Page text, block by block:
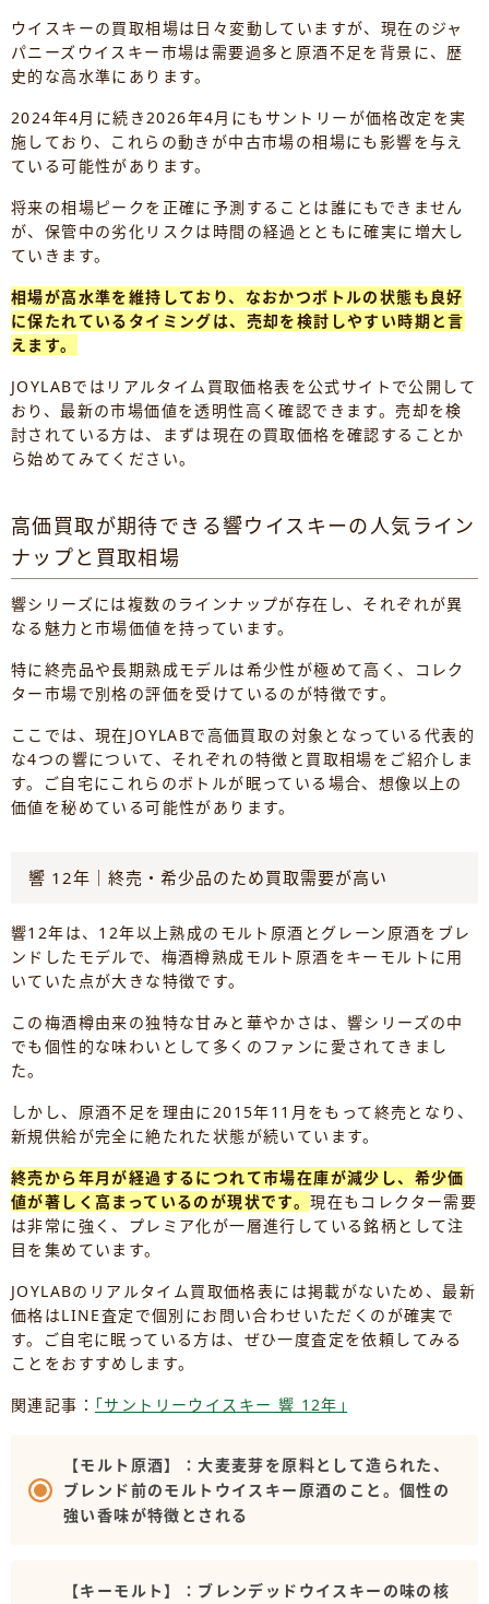
ウイスキーの買取相場は日々変動していますが、現在のジャ
パニーズウイスキー市場は需要過多と原酒不足を背景に、歴
史的な高水準にあります。
2024年4月に続き2026年4月にもサントリーが価格改定を実
施しており、これらの動きが中古市場の相場にも影響を与え
ている可能性があります。
将来の相場ピークを正確に予測することは誰にもできません
が、保管中の劣化リスクは時間の経過とともに確実に増大し
ていきます。
相場が高水準を維持しており、なおかつボトルの状態も良好
に保たれているタイミングは、売却を検討しやすい時期と言
えます。
JOYLABではリアルタイム買取価格表を公式サイトで公開して
おり、最新の市場価値を透明性高く確認できます。売却を検
討されている方は、まずは現在の買取価格を確認することか
ら始めてみてください。
高価買取が期待できる響ウイスキーの人気ライン
ナップと買取相場
響シリーズには複数のラインナップが存在し、それぞれが異
なる魅力と市場価値を持っています。
特に終売品や長期熟成モデルは希少性が極めて高く、コレク
ター市場で別格の評価を受けているのが特徴です。
ここでは、現在JOYLABで高価買取の対象となっている代表的
な4つの響について、それぞれの特徴と買取相場をご紹介しま
す。ご自宅にこれらのボトルが眠っている場合、想像以上の
価値を秘めている可能性があります。
響 12年｜終売・希少品のため買取需要が高い
響12年は、12年以上熟成のモルト原酒とグレーン原酒をブレ
ンドしたモデルで、梅酒樽熟成モルト原酒をキーモルトに用
いていた点が大きな特徴です。
この梅酒樽由来の独特な甘みと華やかさは、響シリーズの中
でも個性的な味わいとして多くのファンに愛されてきまし
た。
しかし、原酒不足を理由に2015年11月をもって終売となり、
新規供給が完全に絶たれた状態が続いています。
終売から年月が経過するにつれて市場在庫が減少し、希少価
値が著しく高まっているのが現状です。現在もコレクター需要
は非常に強く、プレミア化が一層進行している銘柄として注
目を集めています。
JOYLABのリアルタイム買取価格表には掲載がないため、最新
価格はLINE査定で個別にお問い合わせいただくのが確実で
す。ご自宅に眠っている方は、ぜひ一度査定を依頼してみる
ことをおすすめします。
関連記事： ｢サントリーウイスキー 響 12年｣
【モルト原酒】：大麦麦芽を原料として造られた、
ブレンド前のモルトウイスキー原酒のこと。個性の
強い香味が特徴とされる
【キーモルト】：ブレンデッドウイスキーの味の核